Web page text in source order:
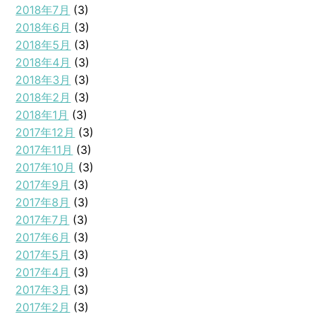
2018年7月 (3)
2018年6月 (3)
2018年5月 (3)
2018年4月 (3)
2018年3月 (3)
2018年2月 (3)
2018年1月 (3)
2017年12月 (3)
2017年11月 (3)
2017年10月 (3)
2017年9月 (3)
2017年8月 (3)
2017年7月 (3)
2017年6月 (3)
2017年5月 (3)
2017年4月 (3)
2017年3月 (3)
2017年2月 (3)